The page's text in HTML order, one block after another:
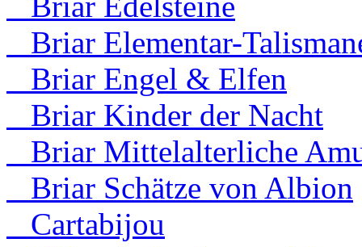
Briar Elementar-
Briar Engel & Elfen
Briar Kinder der Nacht
Briar Mittelalterliche
Briar Schätze von Albion
Cartabijou